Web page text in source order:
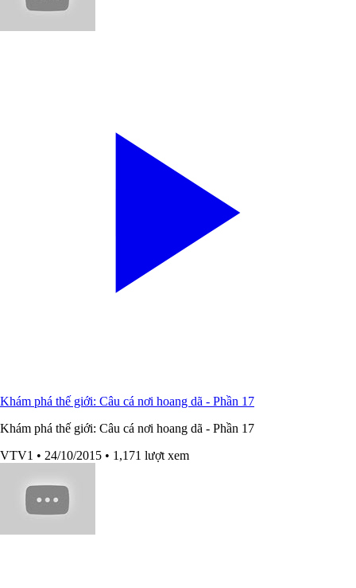
Khám phá thế giới: Câu cá nơi hoang dã - Phần 17
Khám phá thế giới: Câu cá nơi hoang dã - Phần 17
VTV1 • 24/10/2015 • 1,171 lượt xem